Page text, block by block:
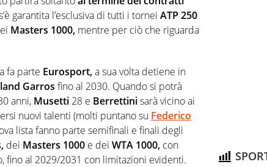
garantita l’esclusiva di tutti i tornei ATP 250
Masters 1000, mentre per ciò che riguarda
fa parte Eurosport,a sua volta detiene in
Garros fino al 2030. Quando si potrà
anni, Musetti 28 e Berrettinisarà vicino ai
nuovi talenti (molti puntano su Federico
lista fanno parte semifinali e finali degli
dei Masters 1000 e dei WTA 1000, con
fino al 2029/2031 con limitazioni evidenti.